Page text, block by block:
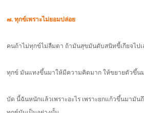
๗. ทุกข์เพราะไม่ยอมปล่อย
คนถ้าไม่ทุกข์ไม่ลืมตา ถ้ามันสุขมันดับสนิทขี้เกียจไปเ
ทุกข์ มันแทงขึ้นมาให้มีความคิดมาก ให้ขยายตัวขึ้น
บัด นี้ฉันหนักแล้วเพราะอะไร เพราะยกแก้วขึ้นมามั